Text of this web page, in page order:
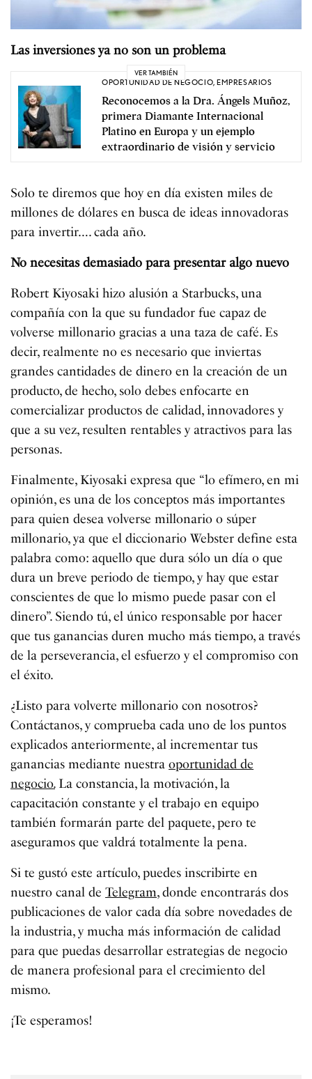
Las inversiones ya no son un problema
VER TAMBIÉN
OPORTUNIDAD DE NEGOCIO,EMPRESARIOS
Reconocemos a la Dra. Ángels Muñoz,
primera Diamante Internacional
Platino en Europa y un ejemplo
extraordinario de visión y servicio
Solo te diremos que hoy en día existen miles de
millones de dólares en busca de ideas innovadoras
para invertir…. cada año.
No necesitas demasiado para presentar algo nuevo
Robert Kiyosaki hizo alusión a Starbucks, una
compañía con la que su fundador fue capaz de
volverse millonario gracias a una taza de café. Es
decir, realmente no es necesario que inviertas
grandes cantidades de dinero en la creación de un
producto, de hecho, solo debes enfocarte en
comercializar productos de calidad, innovadores y
que a su vez, resulten rentables y atractivos para las
personas.
Finalmente, Kiyosaki expresa que “lo efímero, en mi
opinión, es una de los conceptos más importantes
para quien desea volverse millonario o súper
millonario, ya que el diccionario Webster define esta
palabra como: aquello que dura sólo un día o que
dura un breve periodo de tiempo, y hay que estar
conscientes de que lo mismo puede pasar con el
dinero”. Siendo tú, el único responsable por hacer
que tus ganancias duren mucho más tiempo, a través
de la perseverancia, el esfuerzo y el compromiso con
el éxito.
¿Listo para volverte millonario con nosotros?
Contáctanos, y comprueba cada uno de los puntos
explicados anteriormente, al incrementar tus
ganancias mediante nuestraoportunidad de
negocio.La constancia, la motivación, la
capacitación constante y el trabajo en equipo
también formarán parte del paquete, pero te
aseguramos que valdrá totalmente la pena.
Si te gustó este artículo, puedes inscribirte en
nuestro canal deTelegram, donde encontrarás dos
publicaciones de valor cada día sobre novedades de
la industria, y mucha más información de calidad
para que puedas desarrollar estrategias de negocio
de manera profesional para el crecimiento del
mismo.
¡Te esperamos!